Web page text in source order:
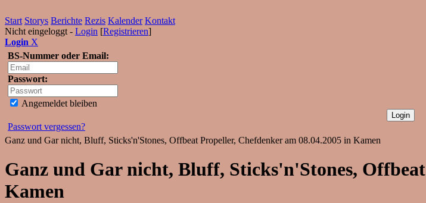
Start Storys Berichte Rezis Kalender Kontakt
Nicht eingeloggt - Login [Registrieren]
Login X
BS-Nummer oder Email:
Passwort:
Angemeldet bleiben
Passwort vergessen?
Ganz und Gar nicht, Bluff, Sticks'n'Stones, Offbeat Propeller, Chefdenker am 08.04.2005 in Kamen
Ganz und Gar nicht, Bluff, Sticks'n'Stones,
Kamen